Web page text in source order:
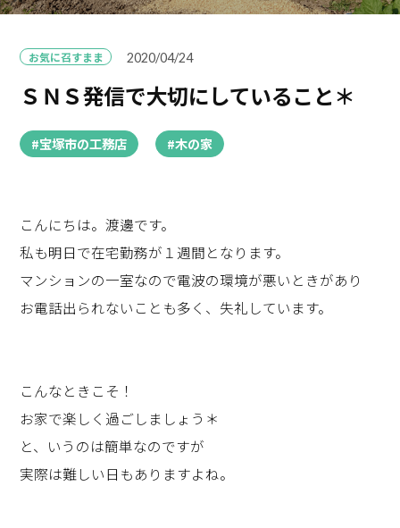
お気に召すまま 2020/04/24
ＳＮＳ発信で大切にしていること＊
#宝塚市の工務店 #木の家
こんにちは。渡邊です。
私も明日で在宅勤務が１週間となります。
マンションの一室なので電波の環境が悪いときがあり
お電話出られないことも多く、失礼しています。
こんなときこそ！
お家で楽しく過ごしましょう＊
と、いうのは簡単なのですが
実際は難しい日もありますよね。